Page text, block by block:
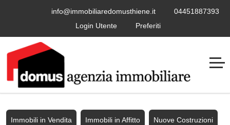
info@immobiliaredomusthiene.it
04451887393
Login Utente
Preferiti
Immobili in Vendita Immobili in Affitto Nuove Costruzioni